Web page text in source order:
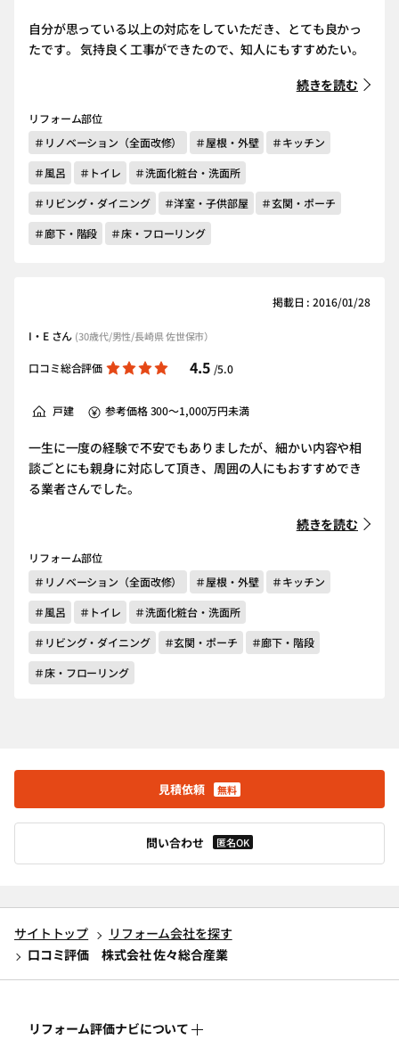
自分が思っている以上の対応をしていただき、とても良かっ
たです。 気持良く工事ができたので、知人にもすすめたい。
続きを読む
リフォーム部位
＃リノベーション（全面改修）
＃屋根・外壁
＃キッチン
＃風呂
＃トイレ
＃洗面化粧台・洗面所
＃リビング・ダイニング
＃洋室・子供部屋
＃玄関・ポーチ
＃廊下・階段
＃床・フローリング
掲載日 : 2016/01/28
I・E さん (30歳代/男性/長崎県 佐世保市）
口コミ総合評価 4.5 /5.0
戸建 参考価格 300～1,000万円未満
一生に一度の経験で不安でもありましたが、細かい内容や相
談ごとにも親身に対応して頂き、周囲の人にもおすすめでき
る業者さんでした。
続きを読む
リフォーム部位
＃リノベーション（全面改修）
＃屋根・外壁
＃キッチン
＃風呂
＃トイレ
＃洗面化粧台・洗面所
＃リビング・ダイニング
＃玄関・ポーチ
＃廊下・階段
＃床・フローリング
見積依頼 無料
問い合わせ 匿名OK
サイトトップ
リフォーム会社を探す
口コミ評価 株式会社 佐々総合産業
リフォーム評価ナビについて